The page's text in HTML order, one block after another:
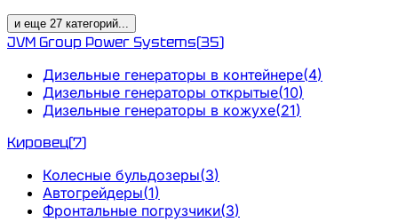
и еще 27 категорий...
JVM Group Power Systems(35)
Дизельные генераторы в контейнере(4)
Дизельные генераторы открытые(10)
Дизельные генераторы в кожухе(21)
Кировец(7)
Колесные бульдозеры(3)
Автогрейдеры(1)
Фронтальные погрузчики(3)